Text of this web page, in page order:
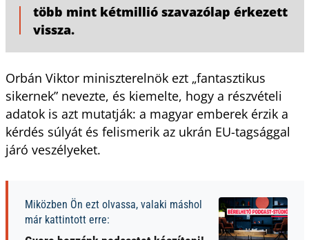
több mint kétmillió szavazólap érkezett
vissza.
Orbán Viktor miniszterelnök ezt „fantasztikus
sikernek” nevezte, és kiemelte, hogy a részvételi
adatok is azt mutatják: a magyar emberek érzik a
kérdés súlyát és felismerik az ukrán EU-tagsággal
járó veszélyeket.
Miközben Ön ezt olvassa, valaki máshol
már kattintott erre: